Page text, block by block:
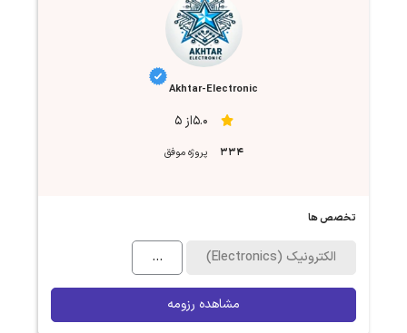
Akhtar-Electronic
5.0از 5
334 پروژه موفق
تخصص ها
الکترونیک (Electronics) ...
مشاهده رزومه